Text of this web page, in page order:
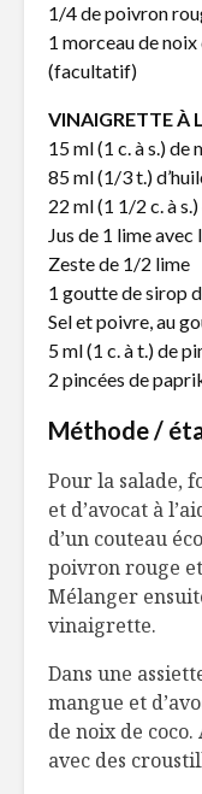
1/4 de poivron
1 morceau de
(facultatif)
VINAIGRETTE À
15 ml (1 c. à s.)
85 ml (1/3 t.)
22 ml (1 1/2 c. à
Jus de 1 lime avec
Zeste de 1/2 lime
1 goutte de sirop
Sel et poivre, au
5 ml (1 c. à t.) de
2 pincées de
Méthode /
Pour la salade,
et d’avocat à
d’un couteau
poivron rouge
Mélanger
vinaigrette.
Dans une
mangue et
de noix de
avec des
Il
agir